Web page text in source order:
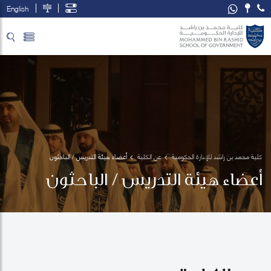
English
كلية محمد بن راشد للإدارة الحكومية عن الكلية أعضاء هيئة التدريس / الباحثون
أعضاء هيئة التدريس / الباحثون